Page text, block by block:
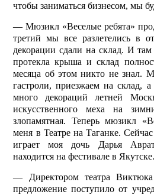
чтобы заниматься бизнесом, мы
— Мюзикл «Веселые ребята»
третий мы все разлетелись в
декорации сдали на склад. И
протекла крыша и склад
месяца об этом никто не знал.
гастроли, приезжаем на склад,
много декораций летней
искусственного меха на
злопамятная. Теперь мюзикл
меня в Театре на Таганке.
играет моя дочь Дарья
находится на фестивале в Якутске.
— Директором театра
предложение поступило от